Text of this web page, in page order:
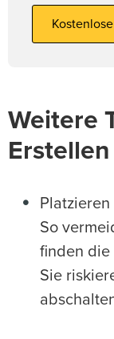
Weitere
So
finden die
Sie